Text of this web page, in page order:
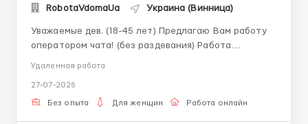
RobotaVdomaUa Украина (Винница)
Уважаемые дев. (18-45 лет) Предлагаю Вам работу
оператором чата! (без раздевания) Работа
Итак, что нужно делать? - вести переписки в
онлайн чате (c нашей стороны идет реклама на
Удаленная работа
27-07-2026
Без опыта Для женщин Работа онлайн